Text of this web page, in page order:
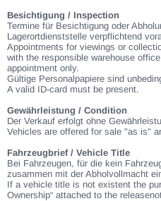
Besichtigung / Inspection
Termine für Besichtigung oder
Lagerortdienststelle verpflichtend
Appointments for viewings or
with the responsible warehouse
appointment only.
Gültige Personalpapiere sind
A valid ID-card must be present.
Gewährleistung / Condition
Der Verkauf erfolgt ohne
Vehicles are offered for sale "as is"
Fahrzeugbrief / Vehicle Title
Bei Fahrzeugen, für die kein
zusammen mit der Abholvollmacht
If a vehicle title is not existent the
Ownership“ attached to the